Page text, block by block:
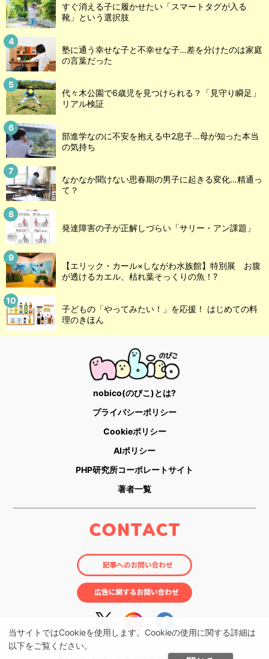
当サイトではCookieを使用します。Cookieの使用に関する詳細は
以下をご覧ください。
すぐ消える子に履かせたい「スマートタグが入る
靴」という選択肢
塾に通う幸せな子と不幸せな子…差を分けたのは家庭
の言葉だった
代々木公園で6歳児を見つけられる？「見守り瞬足」
リアル検証
部進学なのに不安を抱える中2息子…母が知った本当
の気持ち
なかなか聞けない思春期の男子に起きる変化…精通っ
て？
発達障害の子が正解しづらい「サリー・アン課題」
【エリック・カール×しながわ水族館】特別展 お腹
が透けるカエル、枯れ葉そっくりの魚！?
子どもの「やってみたい！」を応援！ はじめての料
理のきほん
nobico(のびこ)とは?
プライバシーポリシー
Cookieポリシー
AIポリシー
PHP研究所コーポレートサイト
著者一覧